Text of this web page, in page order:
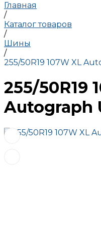
Главная
/
Каталог товаров
/
Шины
/
255/50R19 107W XL
255/50R19
Autograph